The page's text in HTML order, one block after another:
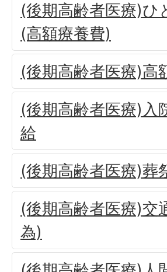
(後期高齢者医療)
(高額療養費)
(後期高齢者医療)高
(後期高齢者医療)入
給
(後期高齢者医療)葬
(後期高齢者医療)
為)